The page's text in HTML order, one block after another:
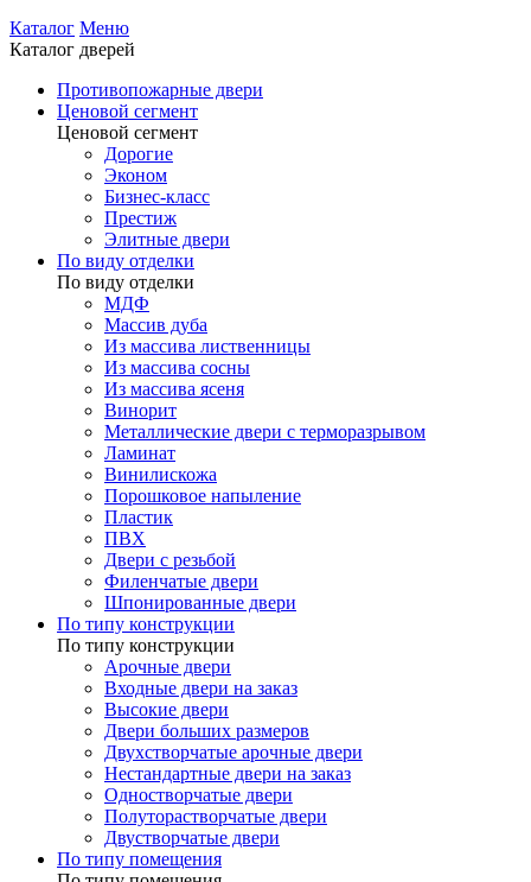
Каталог Меню
Каталог дверей
Противопожарные двери
Ценовой сегмент
Ценовой сегмент
Дорогие
Эконом
Бизнес-класс
Престиж
Элитные двери
По виду отделки
По виду отделки
МДФ
Массив дуба
Из массива лиственницы
Из массива сосны
Из массива ясеня
Винорит
Металлические двери с терморазрывом
Ламинат
Винилискожа
Порошковое напыление
Пластик
ПВХ
Двери с резьбой
Филенчатые двери
Шпонированные двери
По типу конструкции
По типу конструкции
Арочные двери
Входные двери на заказ
Высокие двери
Двери больших размеров
Двухстворчатые арочные двери
Нестандартные двери на заказ
Одностворчатые двери
Полуторастворчатые двери
Двустворчатые двери
По типу помещения